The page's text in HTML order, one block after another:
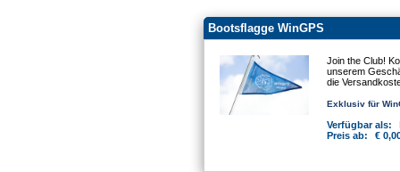
Bootsflagge WinGPS
Join the Club!
unserem
die
Exklusiv für
Verfügbar als:
Preis ab:
€